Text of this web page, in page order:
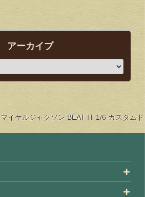
マイケルジャクソン BEAT IT 1/6 カスタム
アーカイブ